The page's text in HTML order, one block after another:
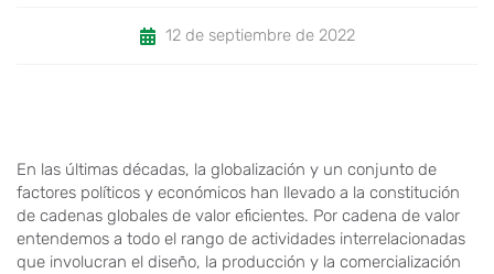
12 de septiembre de 2022
En las últimas décadas, la globalización y un conjunto de
factores políticos y económicos han llevado a la constitución
de cadenas globales de valor eficientes. Por cadena de valor
entendemos a todo el rango de actividades interrelacionadas
que involucran el diseño, la producción y la comercialización